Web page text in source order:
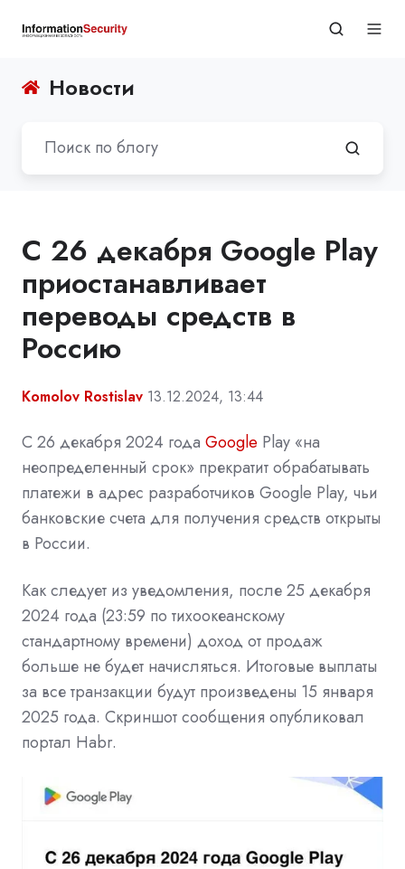
Новости
С 26 декабря Google Play
приостанавливает
переводы средств в
Россию
Komolov Rostislav 13.12.2024, 13:44
С 26 декабря 2024 года Google Play «на
неопределенный срок» прекратит обрабатывать
платежи в адрес разработчиков Google Play, чьи
банковские счета для получения средств открыты
в России.
Как следует из уведомления, после 25 декабря
2024 года (23:59 по тихоокеанскому
стандартному времени) доход от продаж
больше не будет начисляться. Итоговые выплаты
за все транзакции будут произведены 15 января
2025 года. Скриншот сообщения опубликовал
портал Habr.